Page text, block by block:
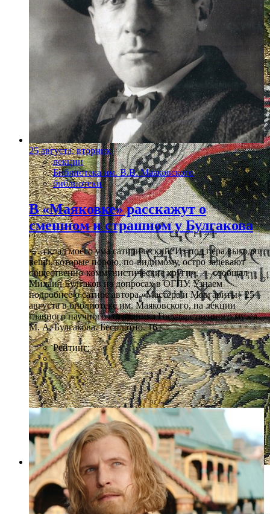
Фото: Пресс-служба ГМИ СПб
25 августа, вторник
лекции
Библиотека им. В.В. Маяковского
библиотеки
В «Маяковке» расскажут о
смешном и страшном у Булгакова
»…склад моего ума сатирический. Из-под пера выходят
вещи, которые порою, по-видимому, остро задевают
общественно-коммунистические круги», — сообщал
Михаил Булгаков на допросах в ОГПУ. Узнаем
подробнее о сатире автора «Мастера и Маргариты» 25
августа в библиотеке им. Маяковского, на лекции
главного научного сотрудника Государственного музея
М. А. Булгакова. Бесплатно. 16+
Рейтинг: